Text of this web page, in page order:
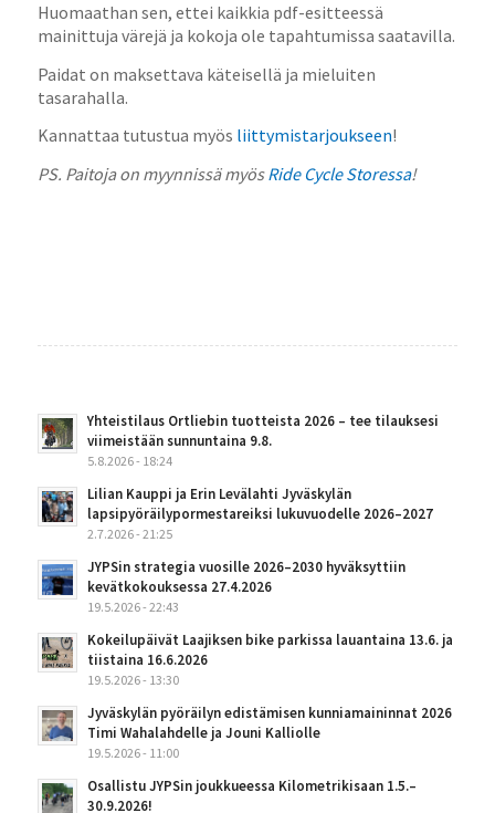
Huomaathan sen, ettei kaikkia pdf-esitteessä
mainittuja värejä ja kokoja ole tapahtumissa saatavilla.
Paidat on maksettava käteisellä ja mieluiten
tasarahalla.
Kannattaa tutustua myös liittymistarjoukseen!
PS. Paitoja on myynnissä myösRide Cycle Storessa!
Yhteistilaus Ortliebin tuotteista 2026 – tee tilauksesi
viimeistään sunnuntaina 9.8.
5.8.2026 - 18:24
Lilian Kauppi ja Erin Levälahti Jyväskylän
lapsipyöräilypormestareiksi lukuvuodelle 2026–2027
2.7.2026 - 21:25
JYPSin strategia vuosille 2026–2030 hyväksyttiin
kevätkokouksessa 27.4.2026
19.5.2026 - 22:43
Kokeilupäivät Laajiksen bike parkissa lauantaina 13.6. ja
tiistaina 16.6.2026
19.5.2026 - 13:30
Jyväskylän pyöräilyn edistämisen kunniamaininnat 2026
Timi Wahalahdelle ja Jouni Kalliolle
19.5.2026 - 11:00
Osallistu JYPSin joukkueessa Kilometrikisaan 1.5.–
30.9.2026!